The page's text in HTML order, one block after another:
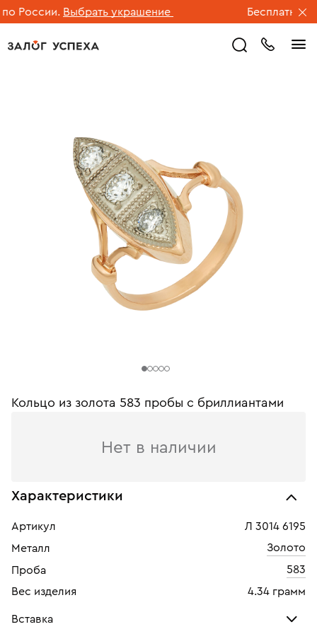
России. Выбрать украшение Бесплатная
Кольцо из золота 583 пробы c бриллиантами
Нет в наличии
Характеристики
Артикул
Л 3014 6195
Металл
Золото
Проба
583
Вес изделия
4.34 грамм
Вставка